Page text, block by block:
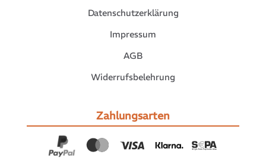
Datenschutzerklärung
Impressum
AGB
Widerrufsbelehrung
Zahlungsarten